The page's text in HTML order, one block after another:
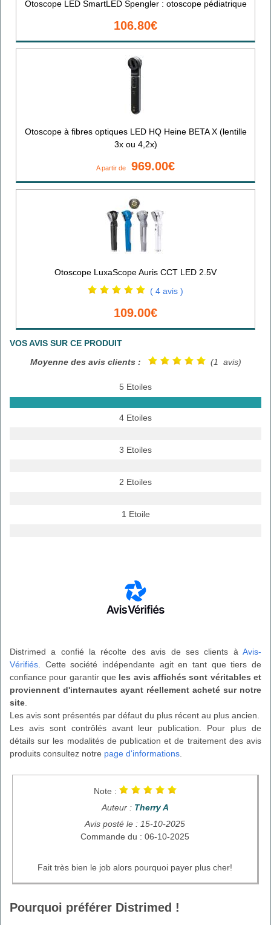
Otoscope LED SmartLED Spengler : otoscope pédiatrique
106.80€
Otoscope à fibres optiques LED HQ Heine BETA X (lentille
3x ou 4,2x)
A partir de 969.00€
Otoscope LuxaScope Auris CCT LED 2.5V
( 4 avis )
109.00€
VOS AVIS SUR CE PRODUIT
Moyenne des avis clients :
(1 avis)
5 Etoiles
4 Etoiles
3 Etoiles
2 Etoiles
1 Etoile
Distrimed a confié la récolte des avis de ses clients à Avis-
Vérifiés . Cette société indépendante agit en tant que tiers de
confiance pour garantir que les avis affichés sont véritables et
proviennent d'internautes ayant réellement acheté sur notre
site
Les avis sont présentés par défaut du plus récent au plus ancien.
Les avis sont contrôlés avant leur publication. Pour plus de
détails sur les modalités de publication et de traitement des avis
produits consultez notre page d'informations
Note :
Auteur : Therry A
Avis posté le : 15-10-2025
Commande du : 06-10-2025
Fait très bien le job alors pourquoi payer plus cher!
Pourquoi préférer Distrimed !